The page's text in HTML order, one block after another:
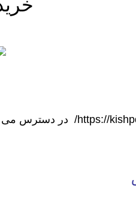
https:// در دسترس می